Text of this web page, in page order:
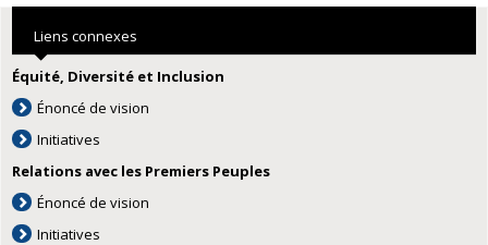
Liens connexes
Équité, Diversité et Inclusion
Énoncé de vision
Initiatives
Relations avec les Premiers Peuples
Énoncé de vision
Initiatives